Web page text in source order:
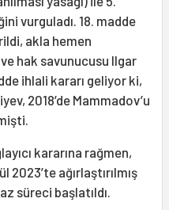
vurguladı. 18. madde
akla hemen
hak savunucusu Ilgar
ihlali kararı geliyor ki,
2018’de Mammadov’u
kararına rağmen,
2023’te ağırlaştırılmış
süreci başlatıldı.